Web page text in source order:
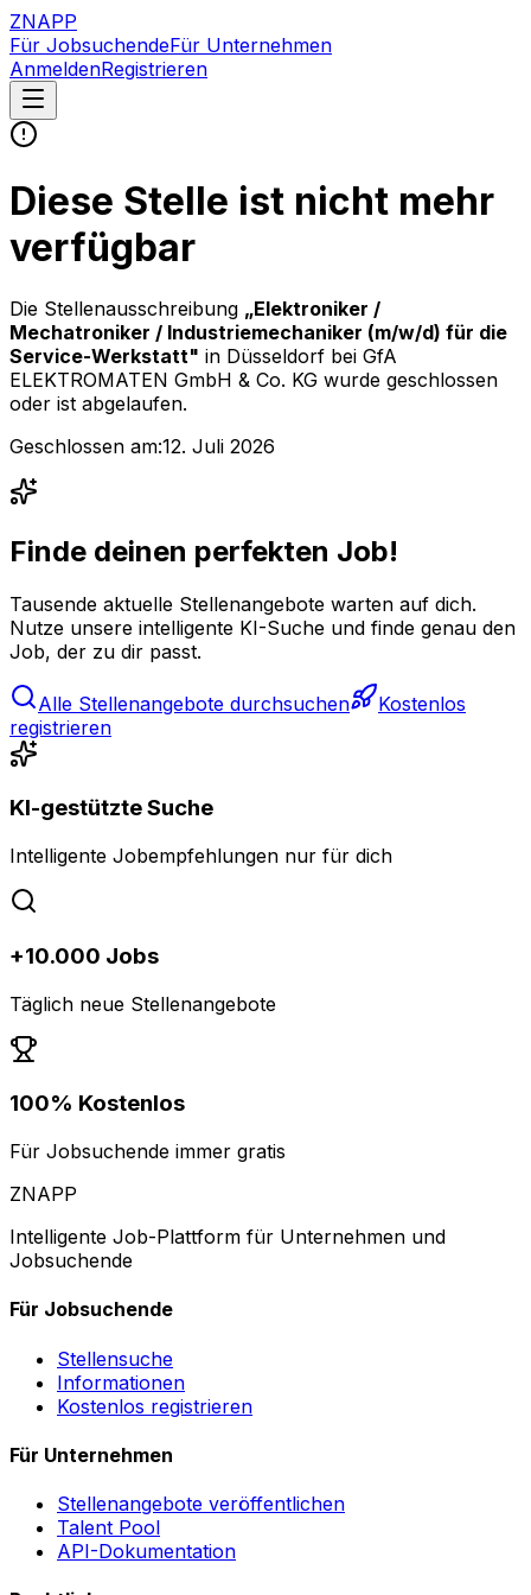
ZNAPP
Für JobsuchendeFür Unternehmen
AnmeldenRegistrieren
Diese Stelle ist nicht mehr
verfügbar
Die Stellenausschreibung „Elektroniker /
Mechatroniker / Industriemechaniker (m/w/d) für die
Service-Werkstatt" in Düsseldorf bei GfA
ELEKTROMATEN GmbH & Co. KG wurde geschlossen
oder ist abgelaufen.
Geschlossen am:12. Juli 2026
Finde deinen perfekten Job!
Tausende aktuelle Stellenangebote warten auf dich.
Nutze unsere intelligente KI-Suche und finde genau den
Job, der zu dir passt.
Alle Stellenangebote durchsuchen
Kostenlos
registrieren
KI-gestützte Suche
Intelligente Jobempfehlungen nur für dich
+10.000 Jobs
Täglich neue Stellenangebote
100% Kostenlos
Für Jobsuchende immer gratis
ZNAPP
Intelligente Job-Plattform für Unternehmen und
Jobsuchende
Für Jobsuchende
Stellensuche
Informationen
Kostenlos registrieren
Für Unternehmen
Stellenangebote veröffentlichen
Talent Pool
API-Dokumentation